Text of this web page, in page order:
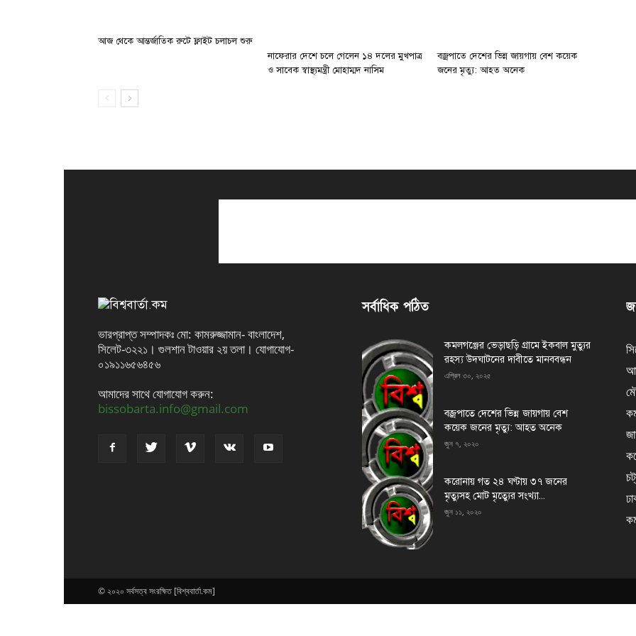
আজ থেকে আন্তর্জাতিক রুটে ফ্লাইট চলাচল শুরু
নাফেরার দেশে চলে গেলেন ১৪ দলের মুখপাত্র
ও সাবেক স্বাস্থ্যমন্ত্রী মোহাম্মদ নাসিম
বজ্রপাতে দেশের ভিন্ন জায়গায় বেশ কয়েক
জনের মৃত্যু: আহত অনেক
ভারপ্রাপ্ত সম্পাদকঃ মো: কামরুজ্জামান- বাংলাদেশ,
সিলেট-৩২২১। গুলশান টাওয়ার ২য় তলা। যোগাযোগ-
০১৯১১৬৫৬৪৫৬
আমাদের সাথে যোগাযোগ করুন:
bissobarta.info@gmail.com
সর্বাধিক পঠিত
কমলগঞ্জের ভেড়াছড়ি গ্রামে ইকবাল মুত্যুর
রহস্য উদঘাটনের দাবীতে মানববন্ধন
এপ্রিল ৩০, ২০২৫
বজ্রপাতে দেশের ভিন্ন জায়গায় বেশ
কয়েক জনের মৃত্যু: আহত অনেক
জুন ৭, ২০২০
করোনায় গত ২৪ ঘণ্টায় ৩৭ জনের
মৃত্যুসহ মোট মৃত্যেুর সংখ্যা...
জুন ১১, ২০২০
© ২০২০ সর্বসত্ব সংরক্ষিত [বিশ্ববার্তা.কম]